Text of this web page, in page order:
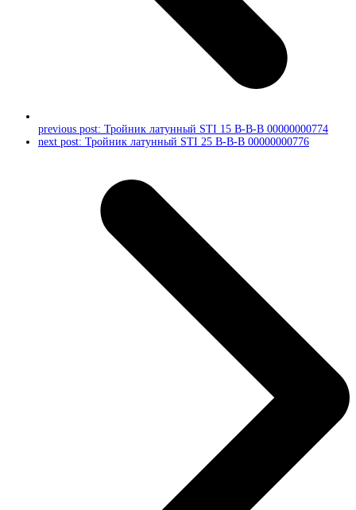
previous post: Тройник латунный STI 15 В-В-В 00000000774
next post: Тройник латунный STI 25 В-В-В 00000000776